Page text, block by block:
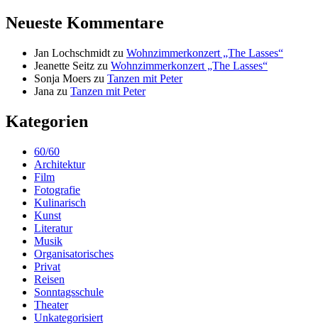
Neueste Kommentare
Jan Lochschmidt zu Wohnzimmerkonzert „The Lasses“
Jeanette Seitz zu Wohnzimmerkonzert „The Lasses“
Sonja Moers zu Tanzen mit Peter
Jana zu Tanzen mit Peter
Kategorien
60/60
Architektur
Film
Fotografie
Kulinarisch
Kunst
Literatur
Musik
Organisatorisches
Privat
Reisen
Sonntagsschule
Theater
Unkategorisiert